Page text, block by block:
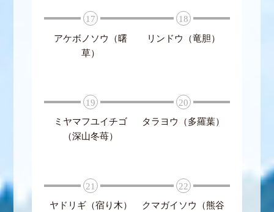
17
アケボノソウ（曙
草）
18
リンドウ（竜胆）
19
ミヤマフユイチゴ
（深山冬苺）
20
タラヨウ（多羅葉）
21
ヤドリギ（宿り木）
22
クマガイソウ（熊谷